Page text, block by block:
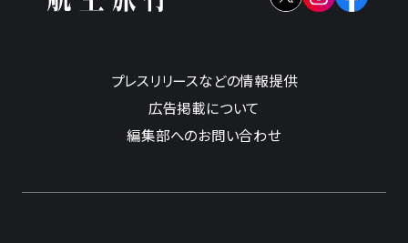
プレスリリースなどの情報提供
広告掲載について
編集部へのお問い合わせ